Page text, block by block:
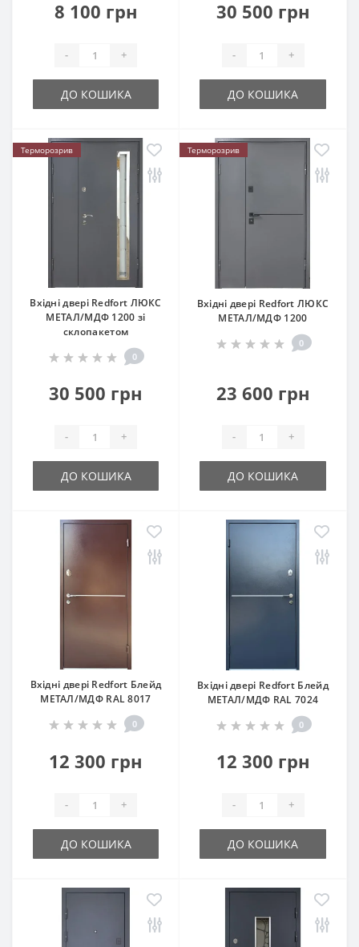
8 100 грн
- +
ДО КОШИКА
30 500 грн
- +
ДО КОШИКА
Терморозрив
Вхідні двері Redfort ЛЮКС
МЕТАЛ/МДФ 1200 зі
склопакетом
0
30 500 грн
- +
ДО КОШИКА
Терморозрив
Вхідні двері Redfort ЛЮКС
МЕТАЛ/МДФ 1200
0
23 600 грн
- +
ДО КОШИКА
Вхідні двері Redfort Блейд
МЕТАЛ/МДФ RAL 8017
0
12 300 грн
- +
ДО КОШИКА
Вхідні двері Redfort Блейд
МЕТАЛ/МДФ RAL 7024
0
12 300 грн
- +
ДО КОШИКА